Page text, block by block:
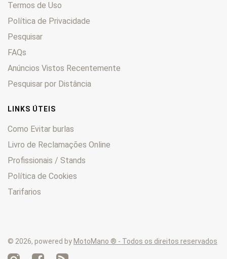
Termos de Uso
Política de Privacidade
Pesquisar
FAQs
Anúncios Vistos Recentemente
Pesquisar por Distância
LINKS ÚTEIS
Como Evitar burlas
Livro de Reclamações Online
Profissionais / Stands
Política de Cookies
Tarifarios
© 2026, powered by MotoMano ® - Todos os direitos reservados